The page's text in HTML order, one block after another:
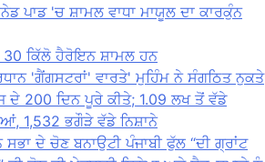
ਪਾਡ 'ਚ ਸ਼ਾਮਲ ਵਾਧਾ ਮਾਯੂਲ ਦਾ ਕਾਰਕੁੰਨ
30 ਕਿੱਲੋ ਹੈਰੋਇਨ ਸ਼ਾਮਲ ਹਨ
'ਗੈਂਗਸਟਰਾਂ' ਵਾਰਤੇ' ਮੁਹਿੰਮ ਨੇ ਸੰਗਠਿਤ ਨੁਕਤੇ
ਦੇ 200 ਦਿਨ ਪੂਰੇ ਕੀਤੇ; 1.09 ਲਖ ਤੋਂ ਵੱਡੇ
1,532 ਭਗੌੜੇ ਵੱਡੇ ਨਿਸ਼ਾਨੇ
ਸਭਾ ਦੇ ਚੋਣ ਬਨਾਉਟੀ ਪੰਜਾਬੀ ਫੁੱਲ “ਦੀ ਗ੍ਰਾਂਟ